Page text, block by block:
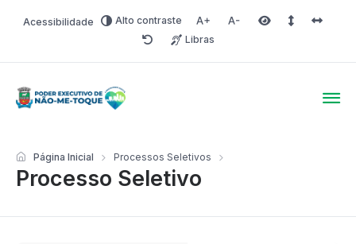
Acessibilidade Alto contraste Aumentar fonte
Diminuir fonteÁrea selecionada
Espaço
RedefinirLibras
Processo Seletivo
Página Inicial Processos Seletivos